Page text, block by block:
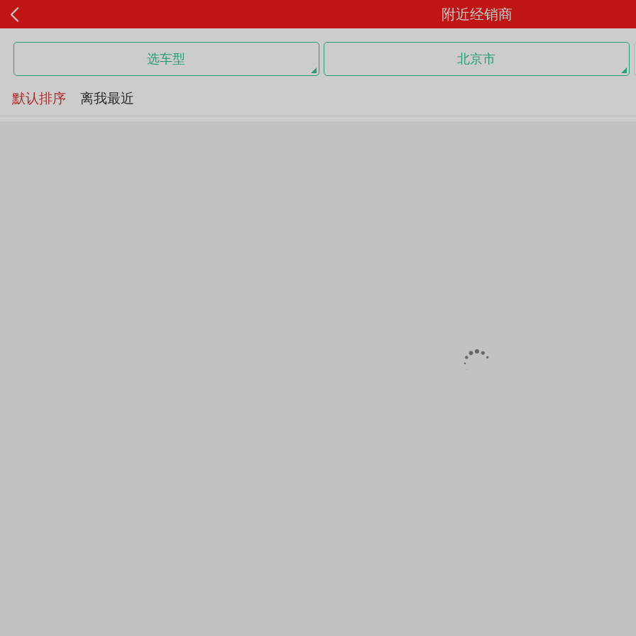
附近经销商
选车型 北京市
默认排序 离我最近